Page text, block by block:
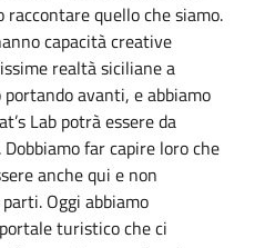
quello che siamo.
capacità creative
realtà siciliane a
avanti, e abbiamo
Lab potrà essere da
far capire loro che
anche qui e non
Oggi abbiamo
turistico che ci